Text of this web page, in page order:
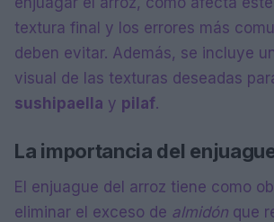
textura final y los errores más
deben evitar. Además, se incluye
visual de las texturas deseadas
sushipaella y pilaf.
La importancia del
El enjuague del arroz tiene como
eliminar el exceso de almidón que